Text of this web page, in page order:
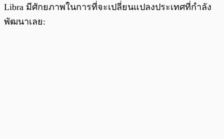
Libra มีศักยภาพในการที่จะเปลี่ยนแปลงประเทศที่กำลัง
พัฒนาเลย: